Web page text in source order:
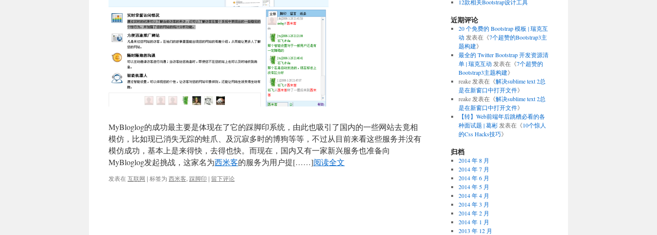
MyBloglog的成功最主要是体现在了它的踩脚印系统，由此也吸引了国内的一些网站去竟相
模仿，比如现已消失无踪的蛙爪、及沉寂多时的博狗等等，不过从目前来看这些服务并没有
模仿成功，基本上是来得快，去得也快。而现在，国内又有一家新兴服务也准备向
MyBloglog发起挑战，这家名为西米客的服务为用户提[……]阅读全文
发表在互联网 | 标签为 西米客, 踩脚印 | 留下评论
12款相关Bootstrap设计工具
近期评论
20 个免费的 Bootstrap 模板 | 瑞克互
动 发表在《7个超赞的Bootstrap3主
题构建》
最全的 Twitter Bootstrap 开发资源清
单 | 瑞克互动 发表在《7个超赞的
Bootstrap3主题构建》
reake发表在《解决sublime text 2总
是在新窗口中打开文件》
reake发表在《解决sublime text 2总
是在新窗口中打开文件》
【转】Web前端年后跳槽必看的各
种面试题 | 葛彬发表在《10个惊人
的Css Hacks技巧》
归档
2014 年 8 月
2014 年 7 月
2014 年 6 月
2014 年 5 月
2014 年 4 月
2014 年 3 月
2014 年 2 月
2014 年 1 月
2013 年 12 月